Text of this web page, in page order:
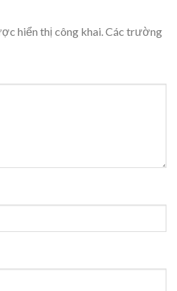
hiển thị công khai. Các trường